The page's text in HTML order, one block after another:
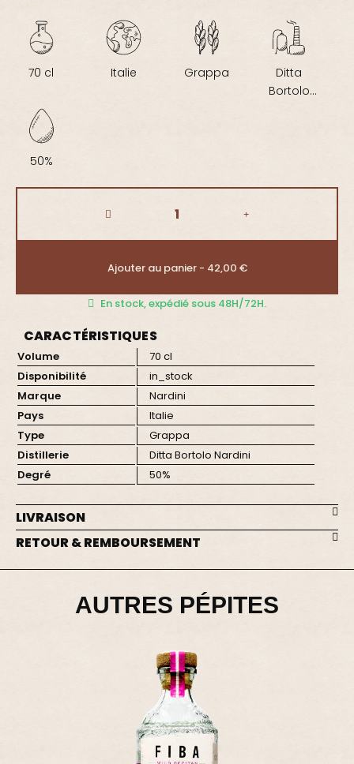
70 cl Italie Grappa
Ditta
Bortolo
50%
Ajouter au panier - 42,00 €
En stock, expédié sous 48H/72H.
CARACTÉRISTIQUES
Volume
70 cl
Disponibilité
in_stock
Marque
Nardini
Pays
Italie
Type
Grappa
Distillerie
Ditta Bortolo Nardini
Degré
50%
LIVRAISON
RETOUR & REMBOURSEMENT
AUTRES PÉPITES